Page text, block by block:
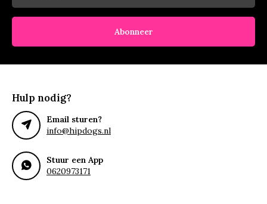
Abonneer
Hulp nodig?
Email sturen?
info@hipdogs.nl
Stuur een App
0620973171